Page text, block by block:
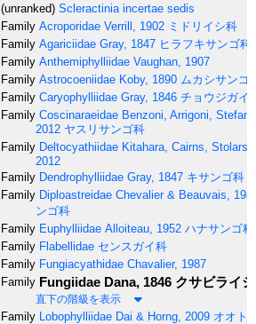
(unranked) Scleractinia incertae sedis
Family Acroporidae Verrill, 1902 ミドリイシ科
Family Agariciidae Gray, 1847 ヒラフキサンゴ科
Family Anthemiphylliidae Vaughan, 1907
Family Astrocoeniidae Koby, 1890 ムカシサンゴ
Family Caryophylliidae Gray, 1846 チョウジガイ
Family Coscinaraeidae Benzoni, Arrigoni,
2012 ヤスリサンゴ科
Family Deltocyathiidae Kitahara, Cairns,
2012
Family Dendrophylliidae Gray, 1847 キサンゴ科
Family Diploastreidae Chevalier & Beauvais,
ンゴ科
Family Euphylliidae Alloiteau, 1952 ハナサンゴ科
Family Flabellidae センスガイ科
Family Fungiacyathidae Chavalier, 1987
Family Fungiidae Dana, 1846 クサビライ
直下の階級を表示
Family Lobophylliidae Dai & Horng, 2009 オオト